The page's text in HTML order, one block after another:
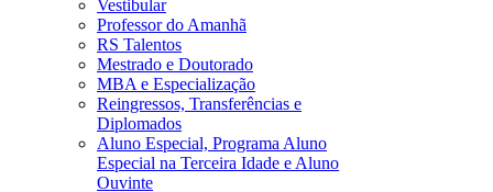
Vestibular
Professor do Amanhã
RS Talentos
Mestrado e Doutorado
MBA e Especialização
Reingressos, Transferências e
Diplomados
Aluno Especial, Programa Aluno
Especial na Terceira Idade e Aluno
Ouvinte